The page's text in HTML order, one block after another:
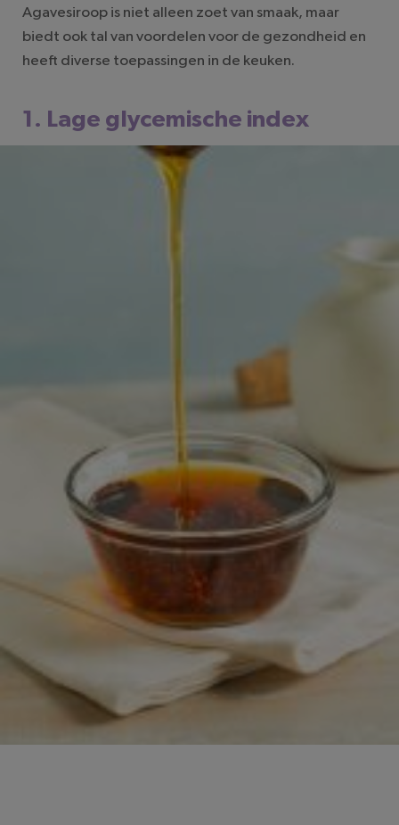
Agavesiroop is niet alleen zoet van smaak, maar
biedt ook tal van voordelen voor de gezondheid en
heeft diverse toepassingen in de keuken.
1. Lage glycemische index